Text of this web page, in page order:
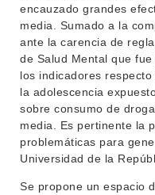
encauzado grandes
media. Sumado a la
ante la carencia de
de Salud Mental que
los indicadores
la adolescencia
sobre consumo de
media. Es pertinente la
problemáticas para
Universidad de la
Se propone un espacio